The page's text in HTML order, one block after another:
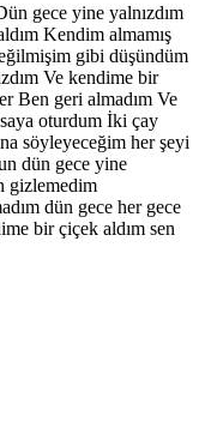
gece yine yalnızdım
Kendim almamış
gibi düşündüm
Ve kendime bir
Ben geri almadım Ve
oturdum İki çay
söyleyeceğim her şeyi
dün gece yine
gizlemedim
dün gece her gece
bir çiçek aldım sen
*